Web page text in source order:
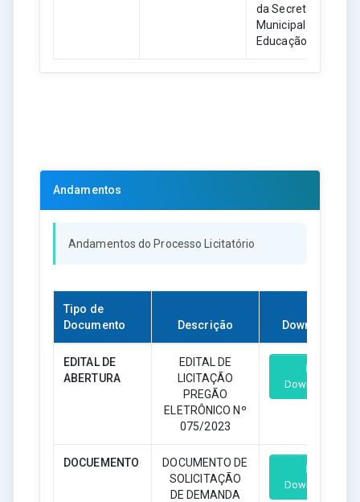
da Secretaria
Municipal de
Educação.
Andamentos
Andamentos do Processo Licitatório
Tipo de
Documento
Descrição Download
EDITAL DE
ABERTURA
EDITAL DE
LICITAÇÃO
PREGÃO
ELETRÔNICO Nº
075/2023
Download
DOCUEMENTO
DOCUMENTO DE
SOLICITAÇÃO
DE DEMANDA
Download